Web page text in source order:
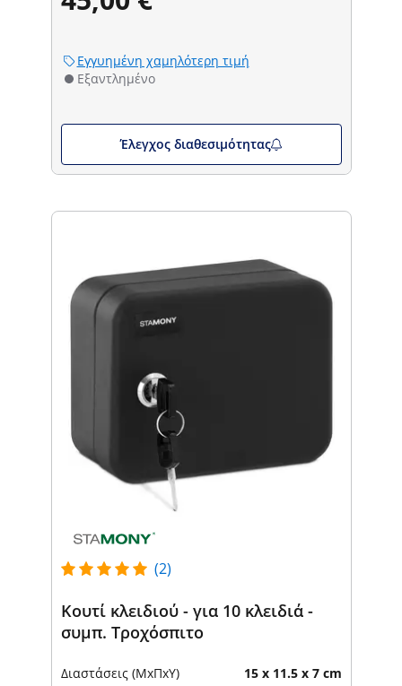
Εγγυημένη χαμηλότερη τιμή
Εξαντλημένο
Έλεγχος διαθεσιμότητας
(2)
Κουτί κλειδιού - για 10 κλειδιά -
συμπ. Τροχόσπιτο
Διαστάσεις (ΜxΠxΥ) 15 x 11.5 x 7 cm